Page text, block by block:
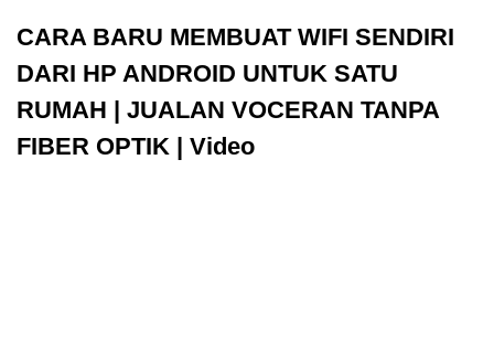
CARA BARU MEMBUAT WIFI SENDIRI
DARI HP ANDROID UNTUK SATU
RUMAH | JUALAN VOCERAN TANPA
FIBER OPTIK | Video